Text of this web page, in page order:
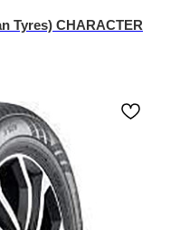
Tyres) CHARACTER